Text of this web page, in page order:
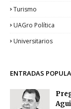
Turismo
UAGro Política
Universitarios
ENTRADAS